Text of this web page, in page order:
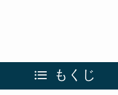
もくじ